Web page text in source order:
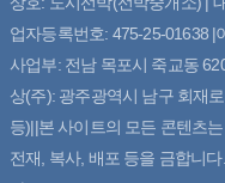
업자등록번호: 475-25-01638 |
사업부: 전남 목포시 죽교동
상(주): 광주광역시 남구 회재
등)||본 사이트의 모든 콘텐츠
전재, 복사, 배포 등을 금합니